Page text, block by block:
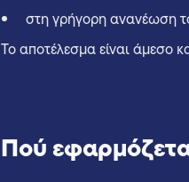
στη γρήγορη ανανέωση
Το αποτέλεσμα είναι άμεσο
Πού